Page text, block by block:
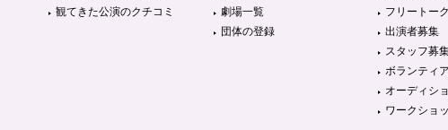
観てきた公演のクチコミ
劇場一覧
団体の登録
フリートーク
出演者募集
スタッフ募
ボランティ
オーディシ
ワークショ